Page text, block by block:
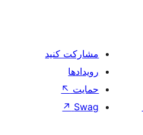
مشارکت کنید
رویدادها
حمایت ↖
Swag
↗